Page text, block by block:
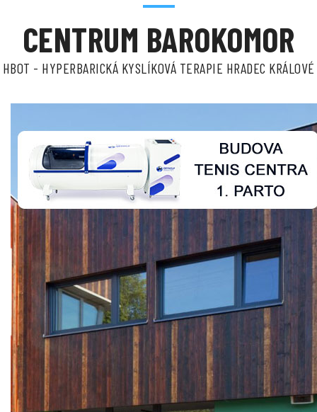
CENTRUM BAROKOMOR
HBOT - HYPERBARICKÁ KYSLÍKOVÁ TERAPIE HRADEC KRÁLOVÉ